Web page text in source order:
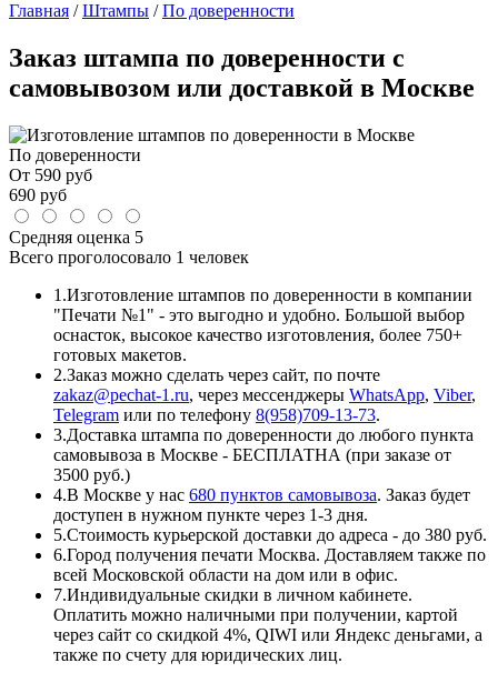
Главная /Штампы /По доверенности
Заказ штампа по доверенности с
самовывозом или доставкой в Москве
По доверенности
От 590 руб
690 руб
Средняя оценка 5
Всего проголосовало 1 человек
1.Изготовление штампов по доверенности в компании
"Печати №1" - это выгодно и удобно. Большой выбор
оснасток, высокое качество изготовления, более 750+
готовых макетов.
2.Заказ можно сделать через сайт, по почте
zakaz@pechat-1.ru, через мессенджеры WhatsApp, Viber,
Telegram или по телефону 8(958)709-13-73.
3.Доставка штампа по доверенности до любого пункта
самовывоза в Москве - БЕСПЛАТНА (при заказе от
3500 руб.)
4.В Москве у нас 680 пунктов самовывоза. Заказ будет
доступен в нужном пункте через 1-3 дня.
5.Стоимость курьерской доставки до адреса - до 380 руб.
6.Город получения печати Москва. Доставляем также по
всей Московской области на дом или в офис.
7.Индивидуальные скидки в личном кабинете.
Оплатить можно наличными при получении, картой
через сайт со скидкой 4%, QIWI или Яндекс деньгами, а
также по счету для юридических лиц.